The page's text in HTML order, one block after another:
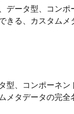
データ型、コンポ
きる、カスタムメ
型、コンポーネン
メタデータの完全